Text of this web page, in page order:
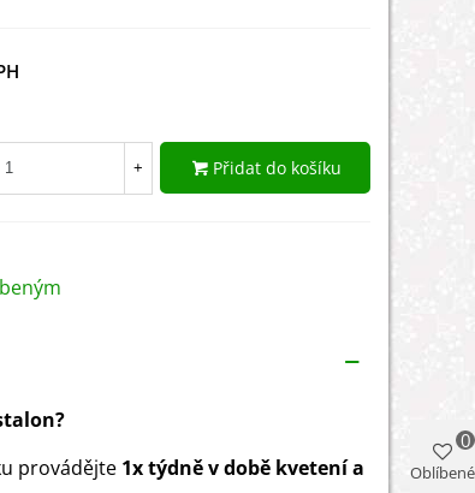
+ Přidat do košíku
provádějte 1x týdně v době kvetení a
Oblíbené
0